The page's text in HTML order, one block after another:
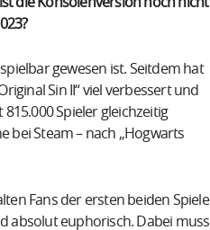
gewesen ist. Seitdem hat
Sin II“ viel verbessert und
Spieler gleichzeitig
bei Steam – nach „Hogwarts
Fans der ersten beiden Spiele
absolut euphorisch. Dabei muss